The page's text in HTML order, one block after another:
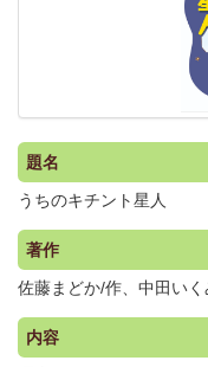
題名
うちのキチント星人
著作
佐藤まどか/作、中田い
内容